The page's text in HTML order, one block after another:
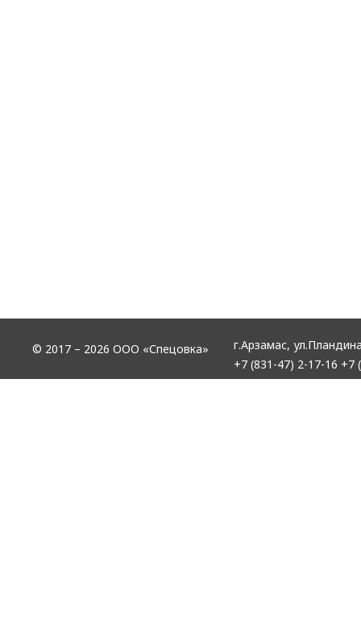
© 2017 – 2026 ООО «Спецовка» г.Арзамас,
+7 (831-47) 2-17-16 +7